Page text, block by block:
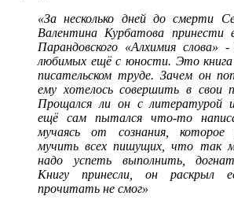
«За несколько дней до смерти
Валентина Курбатова принести
Парандовского «Алхимия слова»
любимых ещё с юности. Это книга
писательском труде. Зачем он
ему хотелось совершить в свои
Прощался ли он с литературой
ещё сам пытался что-то
мучаясь от сознания, которое
мучить всех пишущих, что так
надо успеть выполнить,
Книгу принесли, он раскрыл
прочитать не смог»